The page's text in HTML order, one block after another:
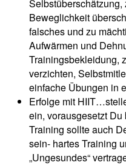
Beweglichkeit
falsches und zu
Aufwärmen und
Trainingsbekleidung,
verzichten,
einfache Übungen in
Erfolge mit
ein, vorausgesetzt
Training sollte auch
sein- hartes Training
„Ungesundes“